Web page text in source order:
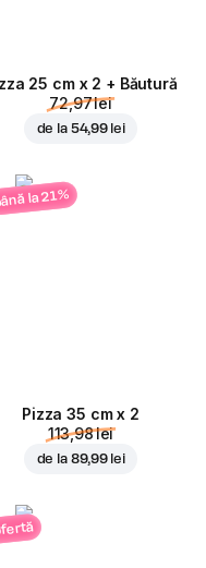
25 cm x 2 + Băutură
72,97 lei
de la 54,99 lei
la 21%
Pizza 35 cm x 2
113,98 lei
de la 89,99 lei